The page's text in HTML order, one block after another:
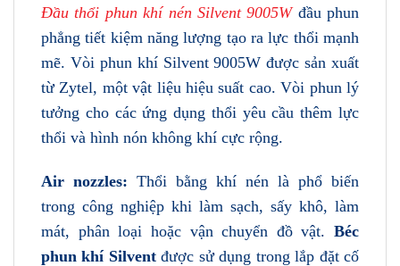
Đầu thổi phun khí nén Silvent 9005Wđầu phun
phẳng tiết kiệm năng lượng tạo ra lực thổi mạnh
mẽ. Vòi phun khí Silvent 9005W được sản xuất
từ Zytel, một vật liệu hiệu suất cao. Vòi phun lý
tưởng cho các ứng dụng thổi yêu cầu thêm lực
thổi và hình nón không khí cực rộng.
Air nozzles: Thổi bằng khí nén là phổ biến
trong công nghiệp khi làm sạch, sấy khô, làm
mát, phân loại hoặc vận chuyển đồ vật. Béc
phun khí Silventđược sử dụng trong lắp đặt cố